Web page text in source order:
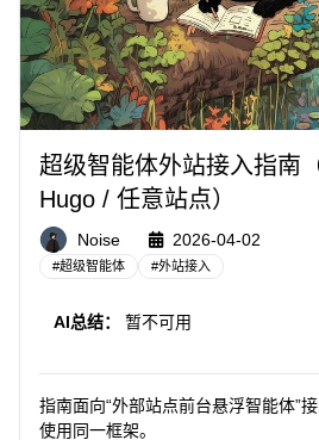
超级智能体外站接入指南
Hugo / 任意站点）
Noise 2026-04-02
#超级智能体 #外站接入
AI总结： 暂不可用
指南面向“外部站点前台悬浮智能体”
使用同一框架。